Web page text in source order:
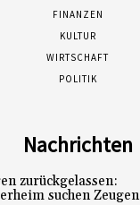
FINANZEN
KULTUR
WIRTSCHAFT
POLITIK
Nachrichten
zurückgelassen:
suchen Zeugen